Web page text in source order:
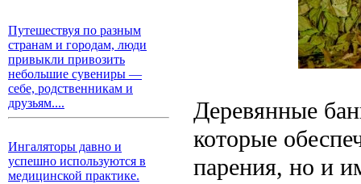
Путешествуя по разным
странам и городам, люди
привыкли привозить
небольшие сувениры —
себе, родственникам и
друзьям....
Ингаляторы давно и
успешно используются в
медицинской практике.
Деревянные
которые
парения, но и